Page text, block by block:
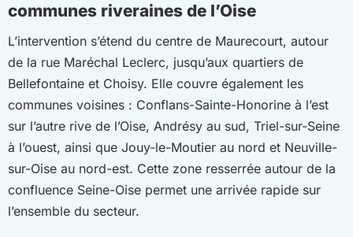
communes riveraines de l’Oise
L’intervention s’étend du centre de Maurecourt, autour
de la rue Maréchal Leclerc, jusqu’aux quartiers de
Bellefontaine et Choisy. Elle couvre également les
communes voisines : Conflans-Sainte-Honorine à l’est
sur l’autre rive de l’Oise, Andrésy au sud, Triel-sur-Seine
à l’ouest, ainsi que Jouy-le-Moutier au nord et Neuville-
sur-Oise au nord-est. Cette zone resserrée autour de la
confluence Seine-Oise permet une arrivée rapide sur
l’ensemble du secteur.